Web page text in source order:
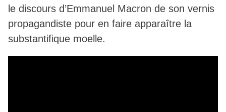
le discours d’Emmanuel Macron de son vernis
propagandiste pour en faire apparaître la
substantifique moelle.